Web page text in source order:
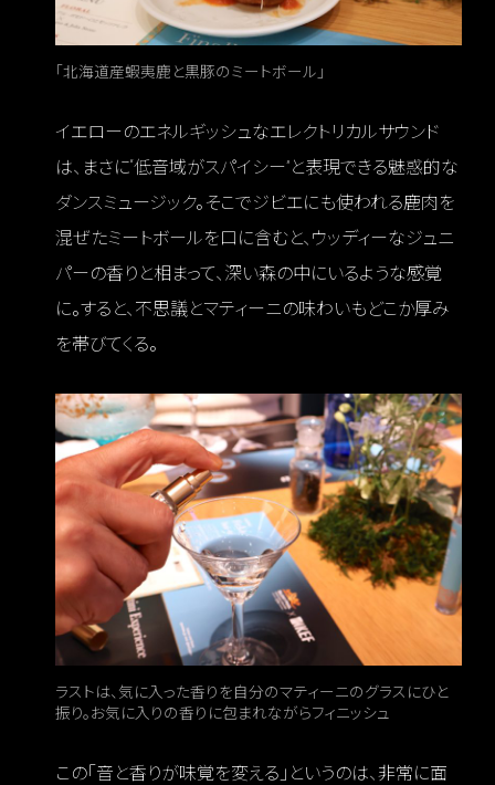
「北海道産蝦夷鹿と黒豚のミートボール」
イエローのエネルギッシュなエレクトリカルサウンド
は、まさに“低音域がスパイシー”と表現できる魅惑的な
ダンスミュージック。そこでジビエにも使われる鹿肉を
混ぜたミートボールを口に含むと、ウッディーなジュニ
パーの香りと相まって、深い森の中にいるような感覚
に。すると、不思議とマティーニの味わいもどこか厚み
を帯びてくる。
ラストは、気に入った香りを自分のマティーニのグラスにひと
振り。お気に入りの香りに包まれながらフィニッシュ
この「音と香りが味覚を変える」というのは、非常に面